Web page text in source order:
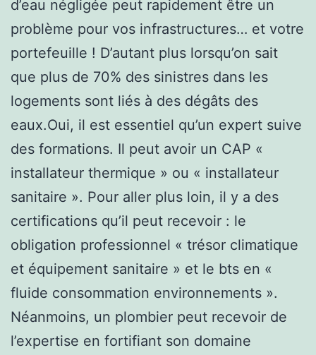
d’eau négligée peut rapidement être un
problème pour vos infrastructures… et votre
portefeuille ! D’autant plus lorsqu’on sait
que plus de 70% des sinistres dans les
logements sont liés à des dégâts des
eaux.Oui, il est essentiel qu’un expert suive
des formations. Il peut avoir un CAP «
installateur thermique » ou « installateur
sanitaire ». Pour aller plus loin, il y a des
certifications qu’il peut recevoir : le
obligation professionnel « trésor climatique
et équipement sanitaire » et le bts en «
fluide consommation environnements ».
Néanmoins, un plombier peut recevoir de
l’expertise en fortifiant son domaine